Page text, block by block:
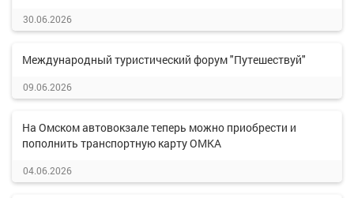
30.06.2026
Международный туристический форум "Путешествуй"
09.06.2026
На Омском автовокзале теперь можно приобрести и
пополнить транспортную карту ОМКА
04.06.2026